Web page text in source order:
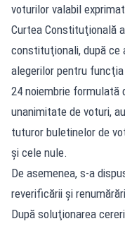
voturilor valabil
Curtea Constituţională
constituţionali, după ce
alegerilor pentru
24 noiembrie formulată
unanimitate de voturi,
tuturor buletinelor de
şi cele nule.
De asemenea, s-a
reverificării şi
După soluţionarea